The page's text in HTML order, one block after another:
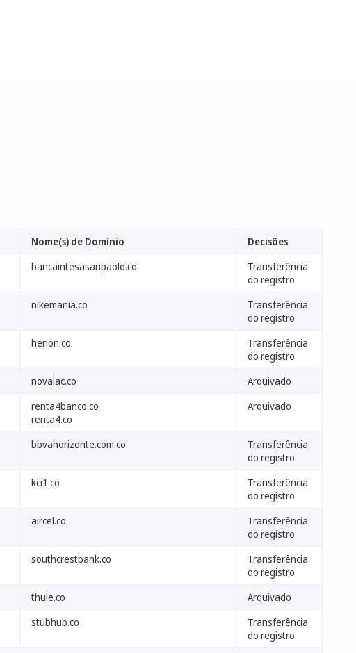
Nome(s) de Domínio
Decisões
bancaintesasanpaolo.co
Transferência
do registro
nikemania.co
Transferência
do registro
herion.co
Transferência
do registro
novalac.co
Arquivado
renta4banco.co
renta4.co
Arquivado
bbvahorizonte.com.co
Transferência
do registro
kci1.co
Transferência
do registro
aircel.co
Transferência
do registro
southcrestbank.co
Transferência
do registro
thule.co
Arquivado
stubhub.co
Transferência
do registro